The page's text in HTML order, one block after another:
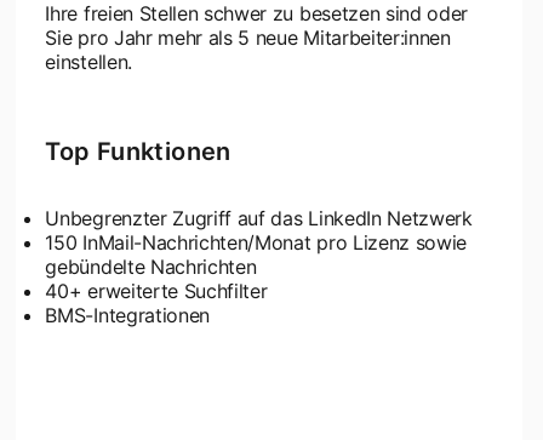
Ihre freien Stellen schwer zu besetzen sind oder
Sie pro Jahr mehr als 5 neue Mitarbeiter:innen
einstellen.
Top Funktionen
Unbegrenzter Zugriff auf das LinkedIn Netzwerk
150 InMail-Nachrichten/Monat pro Lizenz sowie
gebündelte Nachrichten
40+ erweiterte Suchfilter
BMS-Integrationen